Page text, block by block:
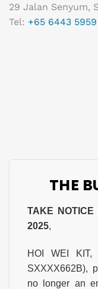
29 Jalan Senyum,
Tel: +65 6443 5959
THE
TAKE NOTICE
2025,
HOI WEI
SXXXX662B),
no longer an